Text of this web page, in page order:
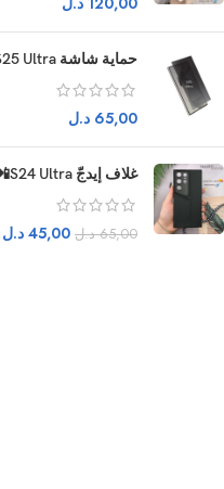
حماية شاشة S25 Ultra (خصوصية)
65,00 د.ل
غلاف إيدجّ S24 Ultra📲
65,00 د.ل 45,00 د.ل